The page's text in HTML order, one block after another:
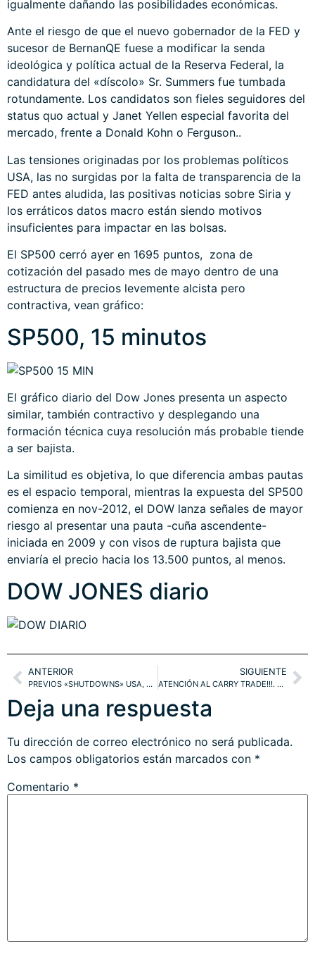
igualmente dañando las posibilidades económicas.
Ante el riesgo de que el nuevo gobernador de la FED y
sucesor de BernanQE fuese a modificar la senda
ideológica y política actual de la Reserva Federal, la
candidatura del «díscolo» Sr. Summers fue tumbada
rotundamente. Los candidatos son fieles seguidores del
status quo actual y Janet Yellen especial favorita del
mercado, frente a Donald Kohn o Ferguson..
Las tensiones originadas por los problemas políticos
USA, las no surgidas por la falta de transparencia de la
FED antes aludida, las positivas noticias sobre Siria y
los erráticos datos macro están siendo motivos
insuficientes para impactar en las bolsas.
El SP500 cerró ayer en 1695 puntos, zona de
cotización del pasado mes de mayo dentro de una
estructura de precios levemente alcista pero
contractiva, vean gráfico:
SP500, 15 minutos
El gráfico diario del Dow Jones presenta un aspecto
similar, también contractivo y desplegando una
formación técnica cuya resolución más probable tiende
a ser bajista.
La similitud es objetiva, lo que diferencia ambas pautas
es el espacio temporal, mientras la expuesta del SP500
comienza en nov-2012, el DOW lanza señales de mayor
riesgo al presentar una pauta -cuña ascendente-
iniciada en 2009 y con visos de ruptura bajista que
enviaría el precio hacia los 13.500 puntos, al menos.
DOW JONES diario
ANTERIOR
PREVIOS «SHUTDOWNS» USA, POR QUÉ Y CÓMO TERMINARON.
SIGUIENTE
ATENCIÓN AL CARRY TRADE!!!. SP500, YEN vs EURO y DÓLAR
Deja una respuesta
Tu dirección de correo electrónico no será publicada.
Los campos obligatorios están marcados con *
Comentario *